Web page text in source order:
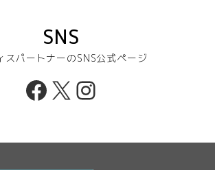
SNS
スパートナーのSNS公式ページ
Facebook
X Instagram